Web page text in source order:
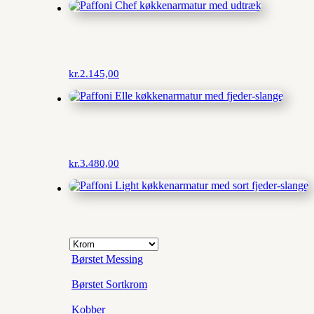
kr.2.145,00
kr.3.480,00
Børstet Messing
Børstet Sortkrom
Kobber